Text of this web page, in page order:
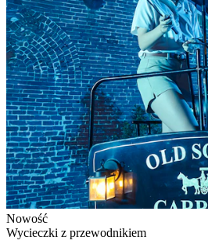
Nowość
Wycieczki z przewodnikiem